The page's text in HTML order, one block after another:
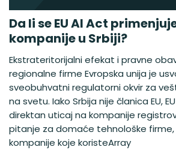
Da li se EU AI Act
kompanije u Srbiji?
Ekstrateritorijalni efekat i pravne
regionalne firme Evropska unija je
sveobuhvatni regulatorni okvir za
na svetu. Iako Srbija nije članica EU,
direktan uticaj na kompanije
pitanje za domaće tehnološke
kompanije koje koristeArray